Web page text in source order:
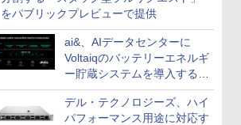
をパブリックプレビューで提供
ai&、AIデータセンターに
Voltaiqのバッテリーエネルギ
ー貯蔵システムを導入する計
画を発表
デル・テクノロジーズ、ハイ
パフォーマンス用途に対応す